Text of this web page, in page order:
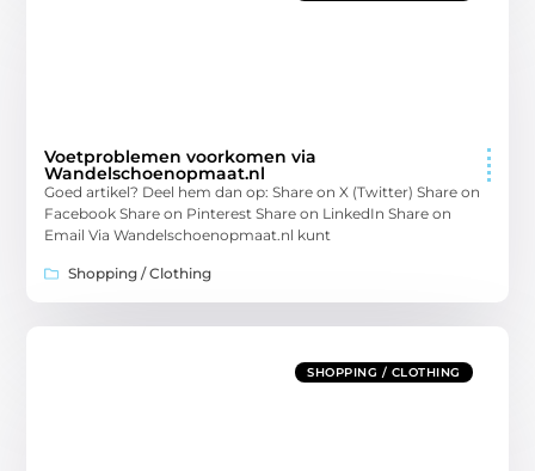
Voetproblemen voorkomen via
Wandelschoenopmaat.nl
Goed artikel? Deel hem dan op: Share on X (Twitter) Share on
Facebook Share on Pinterest Share on LinkedIn Share on
Email Via Wandelschoenopmaat.nl kunt
Shopping / Clothing
SHOPPING / CLOTHING